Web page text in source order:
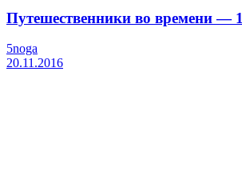
Путешественники во времени — 1
5noga
20.11.2016